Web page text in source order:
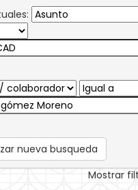
nueva busqueda
Mostrar